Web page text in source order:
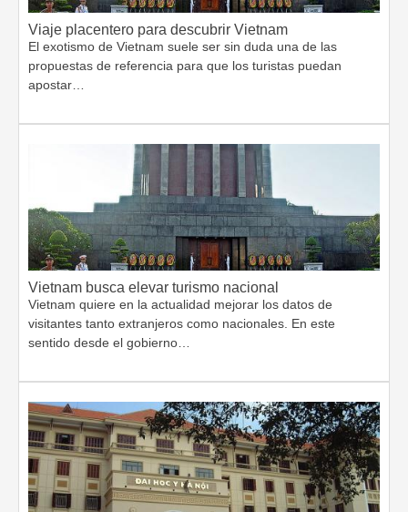
Viaje placentero para descubrir Vietnam
El exotismo de Vietnam suele ser sin duda una de las
propuestas de referencia para que los turistas puedan
apostar…
Vietnam busca elevar turismo nacional
Vietnam quiere en la actualidad mejorar los datos de
visitantes tanto extranjeros como nacionales. En este
sentido desde el gobierno…